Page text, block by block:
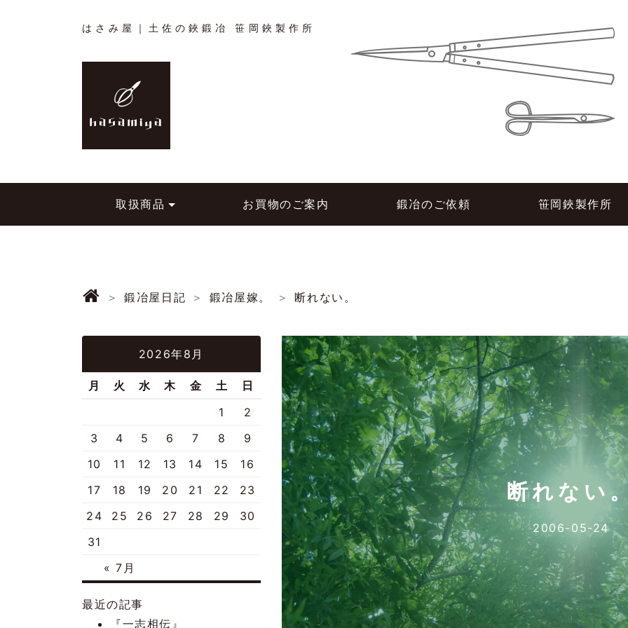
はさみ屋｜土佐の鋏鍛冶 笹岡鋏製作所
取扱商品 お買物のご案内 鍛冶のご依頼 笹岡鋏製作所
鍛冶屋日記 鍛冶屋嫁。 断れない。
断れない
2006-05-24
2026年8月
月 火 水 木 金 土 日
« 7月
1
2
3
4 5 6 7 8
9
10
11 12 13 14 15
16
17
18 19 20 21 22
23
24
25 26 27 28 29
30
31
最近の記事
『一志相伝』